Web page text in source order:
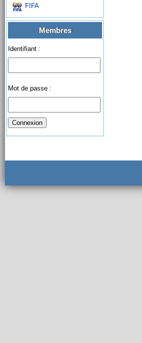
FIFA
Membres
Identifiant :
Mot de passe :